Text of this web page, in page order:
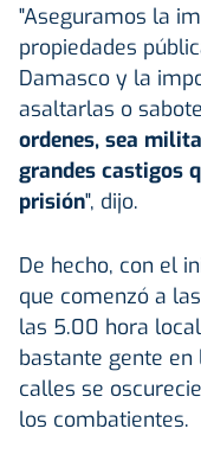
"Aseguramos la
propiedades
Damasco y la
asaltarlas o
ordenes, sea
grandes castigos
prisión", dijo.
De hecho, con el
que comenzó a
las 5.00 hora
bastante gente
calles se
los combatientes.